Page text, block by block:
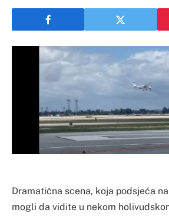
Dramatična scena, koja podsjeća
mogli da vidite u nekom